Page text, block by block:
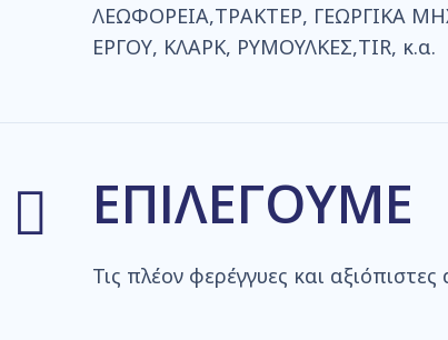
ΛΕΩΦΟΡΕΙΑ,ΤΡΑΚΤΕΡ, ΓΕΩΡΓΙΚΑ
ΕΡΓΟΥ, ΚΛΑΡΚ, ΡΥΜΟΥΛΚΕΣ,TIR, κ.α.
ΕΠΙΛΕΓΟΥΜΕ
Τις πλέον φερέγγυες και αξιόπιστες